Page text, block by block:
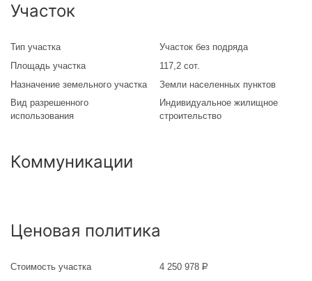
Участок
Тип участка
Участок без подряда
Площадь участка
117,2 сот.
Назначение земельного участка
Земли населенных пунктов
Вид разрешенного
использования
Индивидуальное жилищное
строительство
Коммуникации
Ценовая политика
Стоимость участка 4 250 978Р